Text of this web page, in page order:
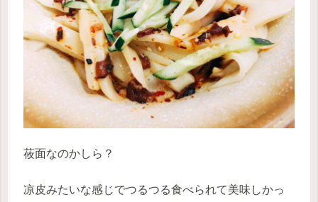
莜面なのかしら？
凉皮みたいな感じでつるつる食べられて美味しかっ